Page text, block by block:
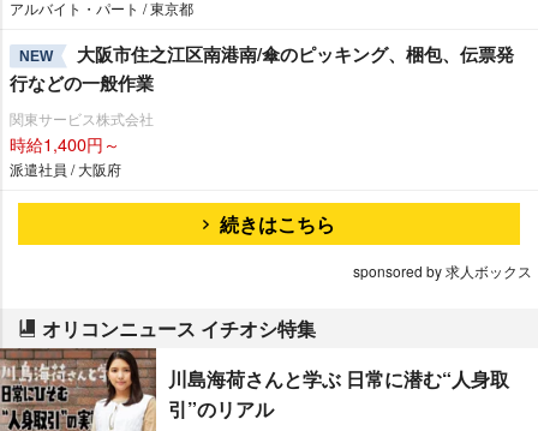
アルバイト・パート / 東京都
NEW
大阪市住之江区南港南/傘のピッキング、梱包、伝票発
行などの一般作業
関東サービス株式会社
時給1,400円～
派遣社員 / 大阪府
続きはこちら
sponsored by 求人ボックス
オリコンニュース イチオシ特集
川島海荷さんと学ぶ 日常に潜む“人身取
引”のリアル